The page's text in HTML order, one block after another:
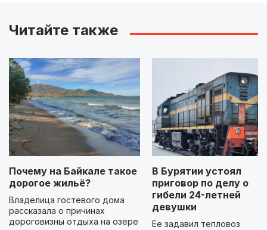
Читайте также
Почему на Байкале такое
дорогое жильё?
Владелица гостевого дома
рассказала о причинах
дороговизны отдыха на озере
В Бурятии устоял
приговор по делу о
гибели 24-летней
девушки
Ее задавил тепловоз